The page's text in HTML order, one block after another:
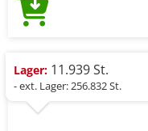
Lager: 11.939 St.
- ext. Lager: 256.832 St.